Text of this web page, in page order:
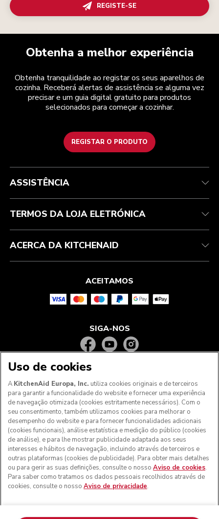
REGISTE-SE
Obtenha a melhor experiência
Obtenha tranquilidade ao registar os seus aparelhos de
cozinha. Receberá alertas de assistência se alguma vez
precisar e um guia digital gratuito para produtos
selecionados para começar a cozinhar.
REGISTAR O PRODUTO
Health Check
Atendimento ao cliente
Acompanhar a sua encomenda
Garantia e documentos
Perguntas frequentes
Termos e condições
Envio e entrega
Devoluções e reembolsos
Marca
ODR
A marca
A nossa história
ASSISTÊNCIA
TERMOS DA LOJA ELETRÓNICA
ACERCA DA KITCHENAID
ACEITAMOS
SIGA-NOS
Aos clientes nos Açores, Madeira e outros territórios
portugueses: Por favor, contacte a nossa equipa de Apoio
ao Cliente para efetuar a sua encomenda, de forma a
podermos fornecer os custos de envio exatos e aplicar a
taxa de IVA correta
Uso de cookies
A KitchenAid Europa, Inc. utiliza cookies originais e de terceiros
para garantir a funcionalidade do website e fornecer uma experiência
de navegação otimizada (cookies estritamente necessários). Com o
seu consentimento, também utilizamos cookies para melhorar o
desempenho do website e para fornecer funcionalidades adicionais
(cookies funcionais), análise estatística e medição do público (cookies
de análise), e para lhe mostrar publicidade adaptada aos seus
interesses e hábitos de navegação, incluindo através de terceiros e
outras plataformas (cookies de publicidade). Para obter mais detalhes
ou para gerir as suas definições, consulte o nosso Aviso de cookies.
Para saber como tratamos os dados pessoais recolhidos através de
cookies, consulte o nosso Aviso de privacidade.